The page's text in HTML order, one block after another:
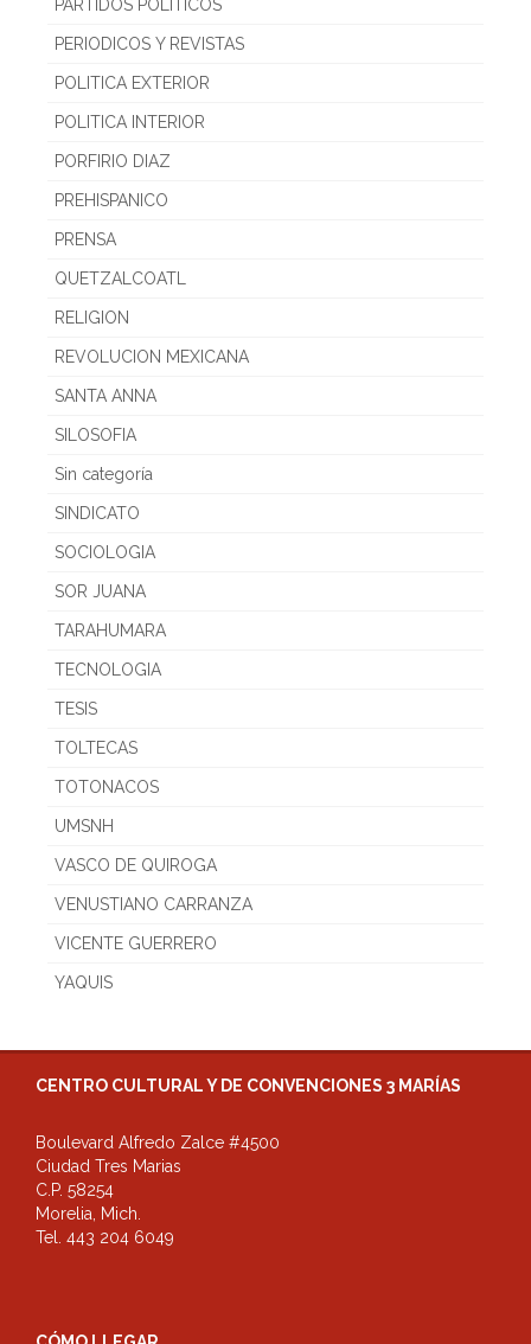
PARTIDOS POLITICOS
PERIODICOS Y REVISTAS
POLITICA EXTERIOR
POLITICA INTERIOR
PORFIRIO DIAZ
PREHISPANICO
PRENSA
QUETZALCOATL
RELIGION
REVOLUCION MEXICANA
SANTA ANNA
SILOSOFIA
Sin categoría
SINDICATO
SOCIOLOGIA
SOR JUANA
TARAHUMARA
TECNOLOGIA
TESIS
TOLTECAS
TOTONACOS
UMSNH
VASCO DE QUIROGA
VENUSTIANO CARRANZA
VICENTE GUERRERO
YAQUIS
CENTRO CULTURAL Y DE CONVENCIONES 3 MARÍAS
Boulevard Alfredo Zalce #4500
Ciudad Tres Marias
C.P. 58254
Morelia, Mich.
Tel. 443 204 6049